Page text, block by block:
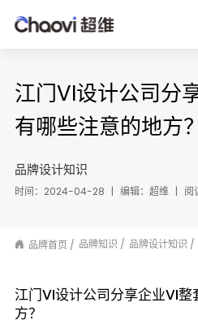
江门VI设计公司分
有哪些注意的地方？
品牌设计知识
时间：2024-04-28 | 编辑：超维 | 阅
品牌首页 品牌知识 品牌设计知识
江门VI设计公司分享企业VI
方？